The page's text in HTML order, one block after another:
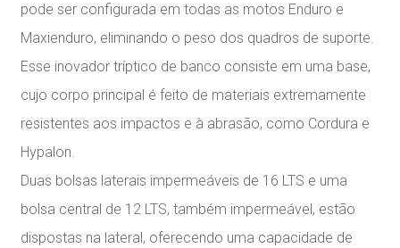
pode ser configurada em todas as motos Enduro e
Maxienduro, eliminando o peso dos quadros de suporte.
Esse inovador tríptico de banco consiste em uma base,
cujo corpo principal é feito de materiais extremamente
resistentes aos impactos e à abrasão, como Cordura e
Hypalon.
Duas bolsas laterais impermeáveis de 16 LTS e uma
bolsa central de 12 LTS, também impermeável, estão
dispostas na lateral, oferecendo uma capacidade de